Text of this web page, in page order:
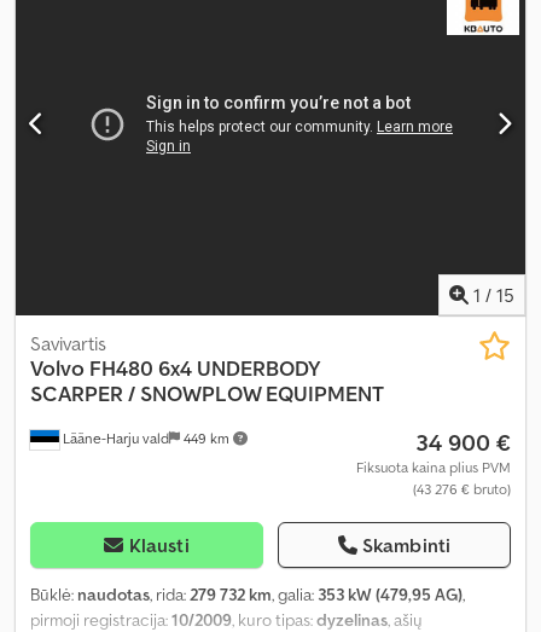
1 / 15
Lääne-Harju vald 449 km
Savivartis
Volvo FH480 6x4 UNDERBODY
SCARPER / SNOWPLOW EQUIPMENT
34 900 €
Fiksuota kaina plius PVM
(43 276 € bruto)
Klausti Skambinti
Būklė: naudotas, rida:279 732 km, galia: 353 kW (479,95 AG),
pirmoji registracija:10/2009, kuro tipas:dyzelinas, ašių